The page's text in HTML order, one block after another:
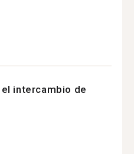
intercambio de